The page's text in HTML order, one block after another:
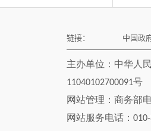
链接： 中国政
主办单位：中华人
11040102700091号
网站管理： 商务部
网站服务电话：